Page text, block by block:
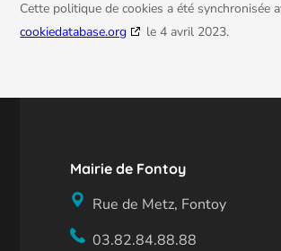
Cette politique de cookies a été synchronisée
cookiedatabase.org
le 4 avril 2023.
Mairie de Fontoy
Rue de Metz, Fontoy
03.82.84.88.88